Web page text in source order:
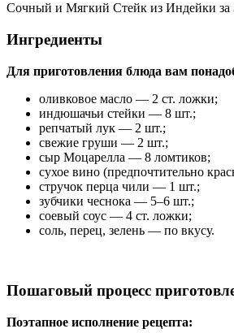
Сочный и Мягкий Стейк из Индейки за
Ингредиенты
Для приготовления блюда вам
оливковое масло — 2 ст. ложки;
индюшачьи стейки — 8 шт.;
репчатый лук — 2 шт.;
свежие груши — 2 шт.;
сыр Моцарелла — 8 ломтиков;
сухое вино (предпочтительно
стручок перца чили — 1 шт.;
зубчики чеснока — 5–6 шт.;
соевый соус — 4 ст. ложки;
соль, перец, зелень — по вкусу.
Пошаговый процесс
Поэтапное исполнение рецепта: